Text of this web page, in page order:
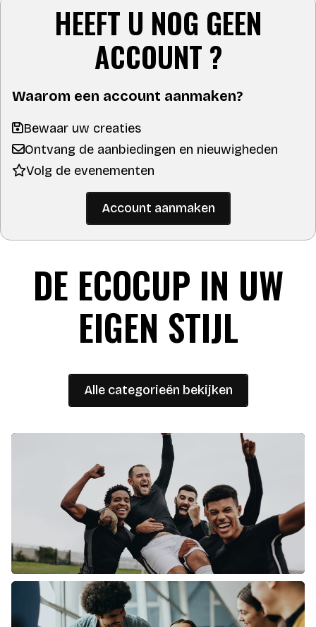
HEEFT U NOG GEEN
ACCOUNT ?
Waarom een account aanmaken?
Bewaar uw creaties
Ontvang de aanbiedingen en nieuwigheden
Volg de evenementen
Account aanmaken
DE ECOCUP IN UW
EIGEN STIJL
Alle categorieën bekijken
SPORT &
RECREATIE